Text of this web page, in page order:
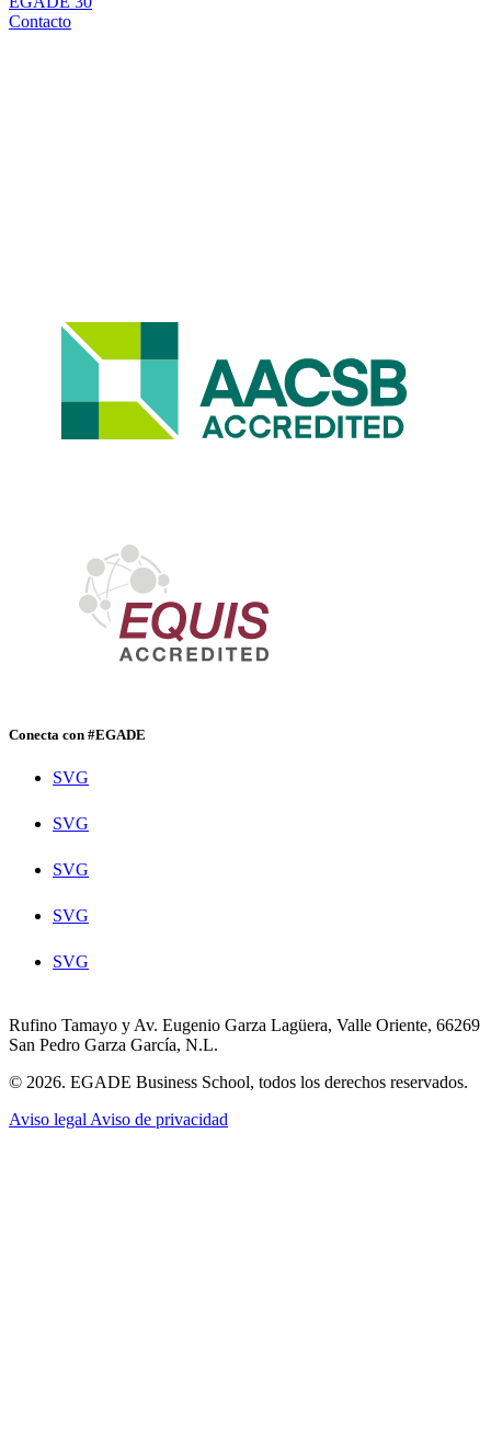
Contacto
Conecta con #EGADE
SVG
SVG
SVG
SVG
SVG
Rufino Tamayo y Av. Eugenio Garza Lagüera, Valle Oriente, 66269
San Pedro Garza García, N.L.
© 2026. EGADE Business School, todos los derechos reservados.
Aviso legal Aviso de privacidad